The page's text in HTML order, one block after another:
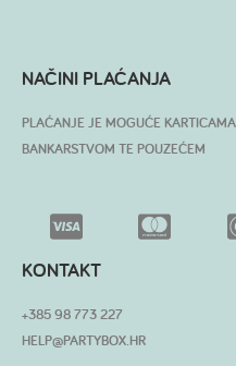
NAČINI PLAĆANJA
PLAĆANJE JE MOGUĆE
BANKARSTVOM TE POUZEĆEM
KONTAKT
+385 98 773 227
HELP@PARTYBOX.HR